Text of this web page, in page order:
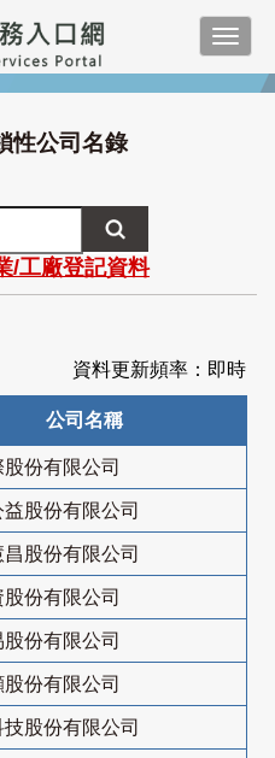
性公司名錄
/工廠登記資料
資料更新頻率：即時
公司名稱
份有限公司
股份有限公司
股份有限公司
份有限公司
份有限公司
份有限公司
股份有限公司